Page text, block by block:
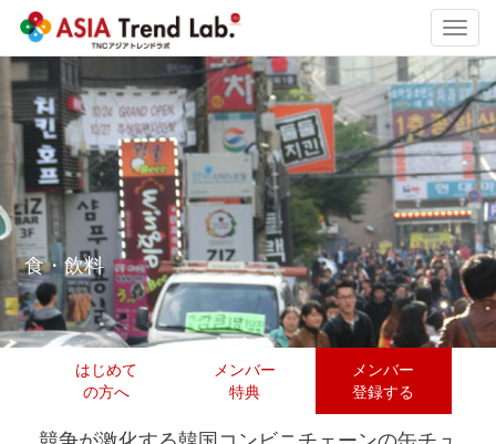
食・飲料
はじめて
の方へ
メンバー
特典
メンバー
登録する